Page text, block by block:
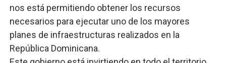
nos está permitiendo obtener los recursos
necesarios para ejecutar uno de los mayores
planes de infraestructuras realizados en la
República Dominicana.